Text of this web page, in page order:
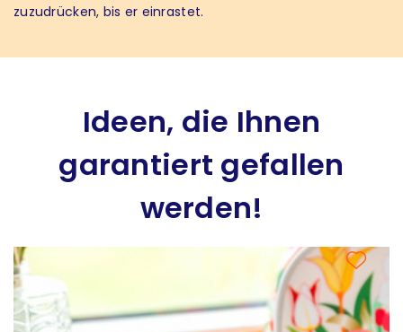
zuzudrücken, bis er einrastet.
Ideen, die Ihnen
garantiert gefallen
werden!